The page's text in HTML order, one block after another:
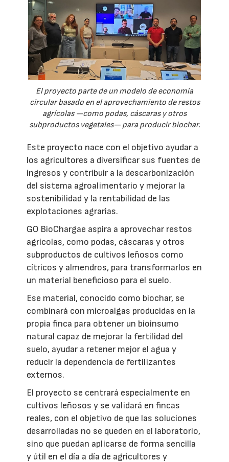
El proyecto parte de un modelo de economía
circular basado en el aprovechamiento de restos
agrícolas —como podas, cáscaras y otros
subproductos vegetales— para producir biochar.
Este proyecto nace con el objetivo ayudar a
los agricultores a diversificar sus fuentes de
ingresos y contribuir a la descarbonización
del sistema agroalimentario y mejorar la
sostenibilidad y la rentabilidad de las
explotaciones agrarias.
GO BioChargae aspira a aprovechar restos
agrícolas, como podas, cáscaras y otros
subproductos de cultivos leñosos como
cítricos y almendros, para transformarlos en
un material beneficioso para el suelo.
Ese material, conocido como biochar, se
combinará con microalgas producidas en la
propia finca para obtener un bioinsumo
natural capaz de mejorar la fertilidad del
suelo, ayudar a retener mejor el agua y
reducir la dependencia de fertilizantes
externos.
El proyecto se centrará especialmente en
cultivos leñosos y se validará en fincas
reales, con el objetivo de que las soluciones
desarrolladas no se queden en el laboratorio,
sino que puedan aplicarse de forma sencilla
y útil en el día a día de agricultores y